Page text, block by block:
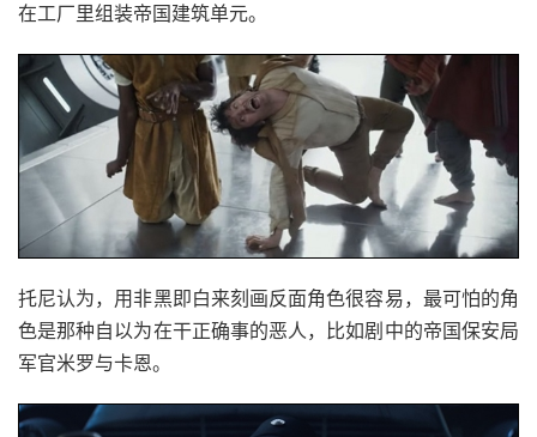
在工厂里组装帝国建筑单元。
托尼认为，用非黑即白来刻画反面角色很容易，最可怕的角
色是那种自以为在干正确事的恶人，比如剧中的帝国保安局
军官米罗与卡恩。